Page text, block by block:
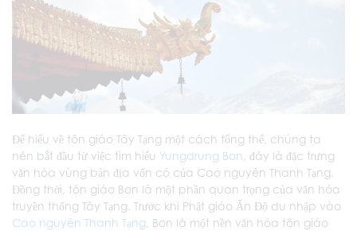
Để hiểu về tôn giáo Tây Tạng một cách tổng thể, chúng ta
nên bắt đầu từ việc tìm hiểu Yungdrung Bon, đây là đặc trưng
văn hóa vùng bản địa vốn có của Cao nguyên Thanh Tạng.
Đồng thời, tôn giáo Bon là một phần quan trọng của văn hóa
truyền thống Tây Tạng. Trước khi Phật giáo Ấn Độ du nhập vào
Cao nguyên Thanh Tạng, Bon là một nền văn hóa tôn giáo